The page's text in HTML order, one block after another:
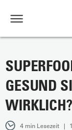
GESUND
WIRKLICH?
4 min Lesezeit |